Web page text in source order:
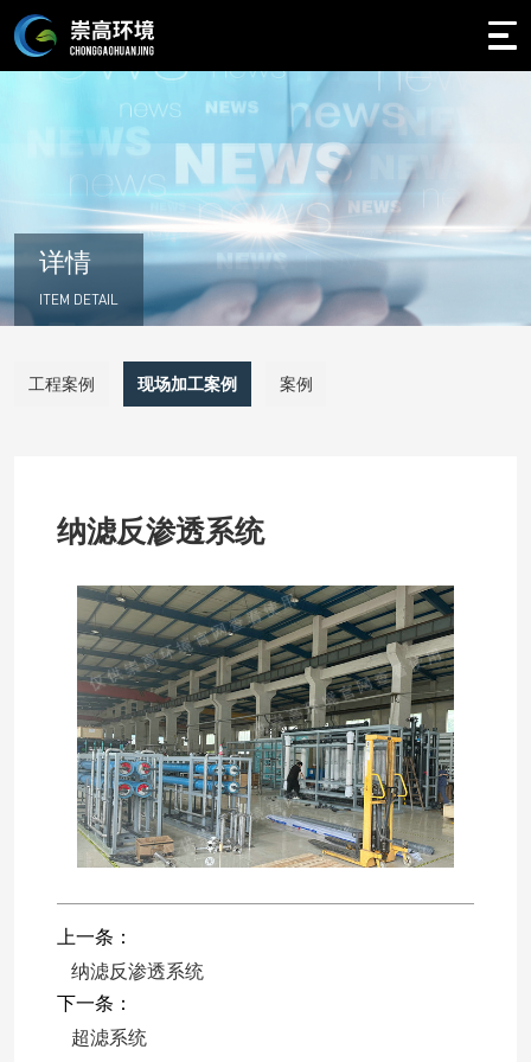
详情
ITEM DETAIL
工程案例 现场加工案例 案例
纳滤反渗透系统
上一条：
纳滤反渗透系统
下一条：
超滤系统